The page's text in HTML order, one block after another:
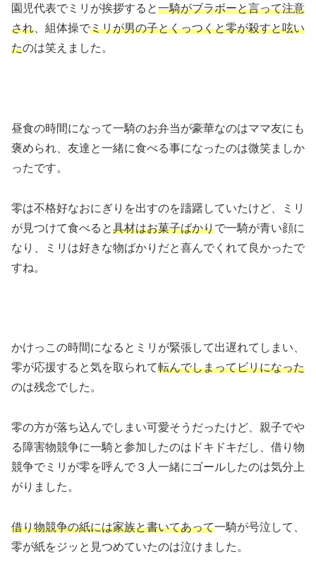
園児代表でミリが挨拶すると一騎がブラボーと言って注意
され 、組体操でミリが男の子とくっつくと零が殺すと呟い
たのは笑えました。
昼食の時間になって一騎のお弁当が豪華なのはママ友にも
褒められ、友達と一緒に食べる事になったのは微笑ましか
ったです。
零は不格好なおにぎりを出すのを躊躇していたけど、ミリ
が見つけて食べると具材はお菓子ばかりで一騎が青い顔に
なり、ミリは好きな物ばかりだと喜んでくれて良かったで
すね。
かけっこの時間になるとミリが緊張して出遅れてしまい、
零が応援すると気を取られて転んでしまってビリになった
のは残念でした。
零の方が落ち込んでしまい可愛そうだったけど、親子でや
る障害物競争に一騎と参加したのはドキドキだし、借り物
競争でミリが零を呼んで３人一緒にゴールしたのは気分上
がりました。
借り物競争の紙には家族と書いてあって一騎が号泣して、
零が紙をジッと見つめていたのは泣けました。